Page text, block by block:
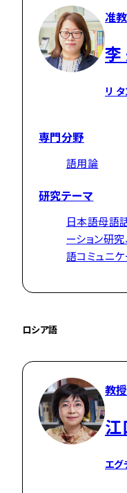
准
李
リ タ
専門分野
語用論
研究テーマ
日本語母語
ーション研
語コミュニ
ロシア語
教授
江
エグ